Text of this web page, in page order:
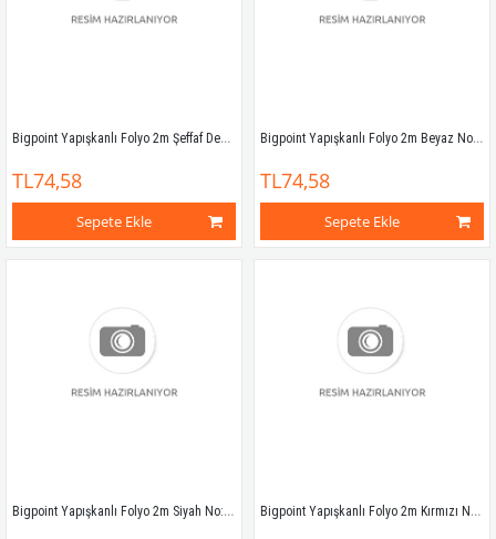
Bigpoint Yapışkanlı Folyo 2m Şeffaf Desenli No:73
TL74,58
Sepete Ekle
Bigpoint Yapışkanlı Folyo 2m Beyaz No:80
TL74,58
Sepete Ekle
Bigpoint Yapışkanlı Folyo 2m Siyah No:81 Bigpoint Yapışkanlı Folyo 2m Kırmızı No:82